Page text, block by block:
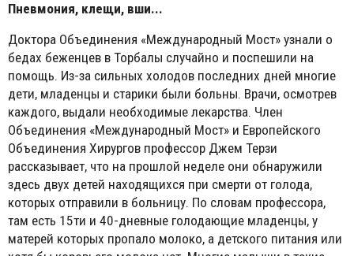
Пневмония, клещи, вши...
Доктора Объединения «Международный Мост» узнали о
бедах беженцев в Торбалы случайно и поспешили на
помощь. Из-за сильных холодов последних дней многие
дети, младенцы и старики были больны. Врачи, осмотрев
каждого, выдали необходимые лекарства. Член
Объединения «Международный Мост» и Европейского
Объединения Хирургов профессор Джем Терзи
рассказывает, что на прошлой неделе они обнаружили
здесь двух детей находящихся при смерти от голода,
которых отправили в больницу. По словам профессора,
там есть 15ти и 40-дневные голодающие младенцы, у
матерей которых пропало молоко, а детского питания или